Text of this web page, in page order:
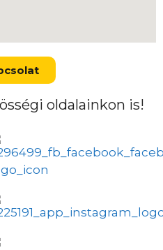
oldalainkon is!